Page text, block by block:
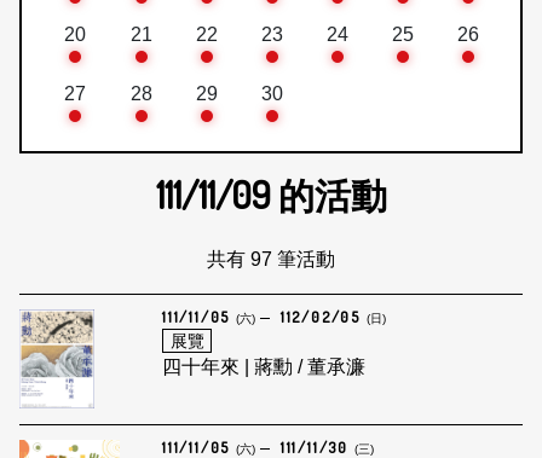
20 21 22 23 24 25 26
27 28 29 30
111/11/09 的活動
共有 97 筆活動
111/11/05 (六) 112/02/05 (日)
展覽
四十年來 | 蔣勳 / 董承濂
111/11/05 (六) 111/11/30 (三)